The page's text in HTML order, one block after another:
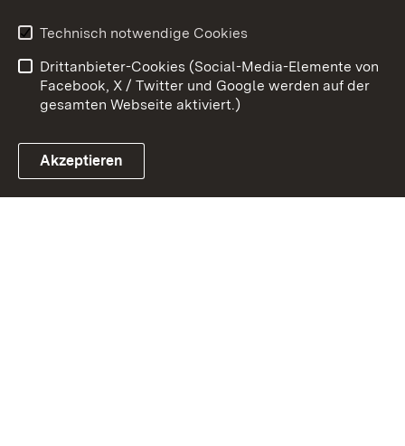
Link zum Landesportal
Barrierefreiheit
Impressum Cookies
Technisch notwendige Cookies
Drittanbieter-Cookies (Social-Media-Elemente von
Facebook, X / Twitter und Google werden auf der
gesamten Webseite aktiviert.)
Akzeptieren